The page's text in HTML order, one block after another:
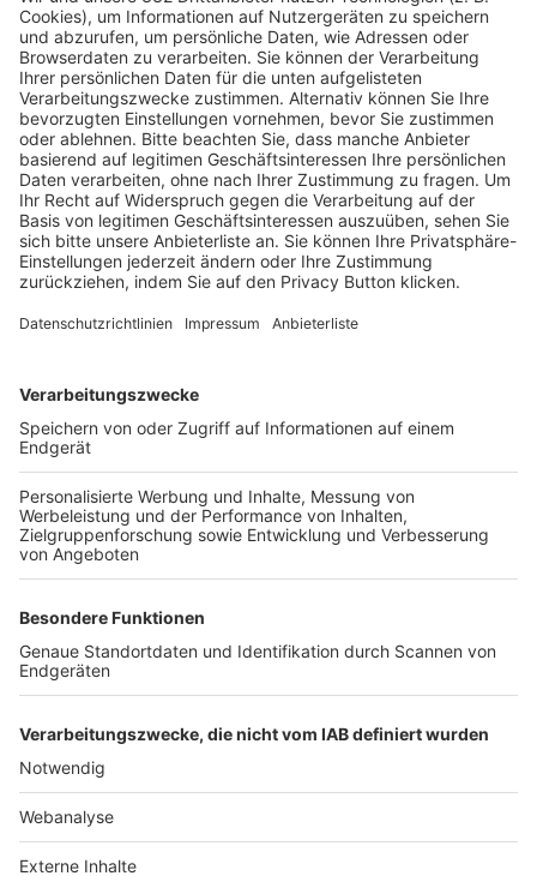
Pässe und Vereinswechsel
Trainerausbildung
Schulungsangebot Vereinsmitarbeiter
BFV-Geschäftsstellen
Trainerbörse
Login SpielPlus
FOLGE DEM BFV
TOP-VEREINE
TOP-PARTNER
Nutzungsbedingungen Datenschutz Impressum